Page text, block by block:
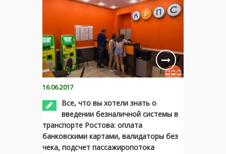
16.06.2017
Все, что вы хотели знать о
введении безналичной системы в
транспорте Ростова: оплата
банковскими картами, валидаторы без
чека, подсчет пассажиропотока